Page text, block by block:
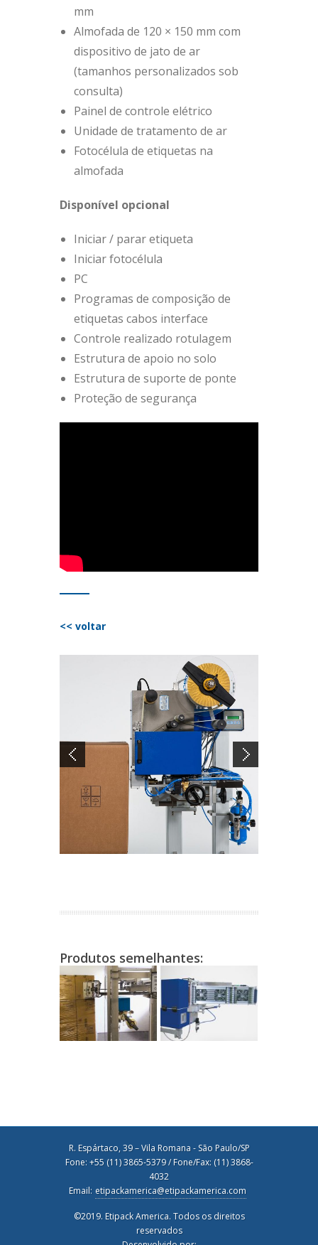
mm
Almofada de 120 × 150 mm com
dispositivo de jato de ar
(tamanhos personalizados sob
consulta)
Painel de controle elétrico
Unidade de tratamento de ar
Fotocélula de etiquetas na
almofada
Disponível opcional
Iniciar / parar etiqueta
Iniciar fotocélula
PC
Programas de composição de
etiquetas cabos interface
Controle realizado rotulagem
Estrutura de apoio no solo
Estrutura de suporte de ponte
Proteção de segurança
<< voltar
Produtos semelhantes:
R. Espártaco, 39 – Vila Romana - São Paulo/SP
Fone: +55 (11) 3865-5379 / Fone/Fax: (11) 3868-
4032
Email: etipackamerica@etipackamerica.com
©2019. Etipack America. Todos os direitos
reservados